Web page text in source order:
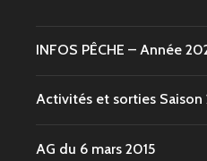
INFOS PÊCHE – Année
Activités et sorties Saison
AG du 6 mars 2015